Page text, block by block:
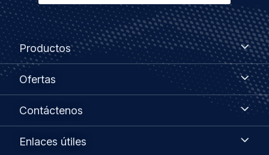
Footer
menu
Productos
Productos
Ofertas
Ofertas
Contáctenos
Enlaces útiles